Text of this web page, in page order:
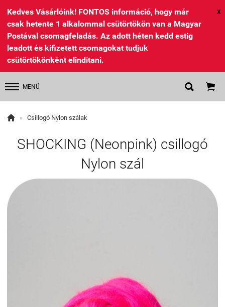
Kedves Vásárlóink! FONTOS információ, hogy már
csak hetente 1 alkalommal csütörtökön van a Magyar
Postával csomagfeladás. Az adott héten kedd estig
leadott és kifizetett csomagokat tudjuk
csütörtökönként elindítani.
X
MENÜ  
 » Csillogó Nylon szálak
SHOCKING (Neonpink) csillogó
Nylon szál